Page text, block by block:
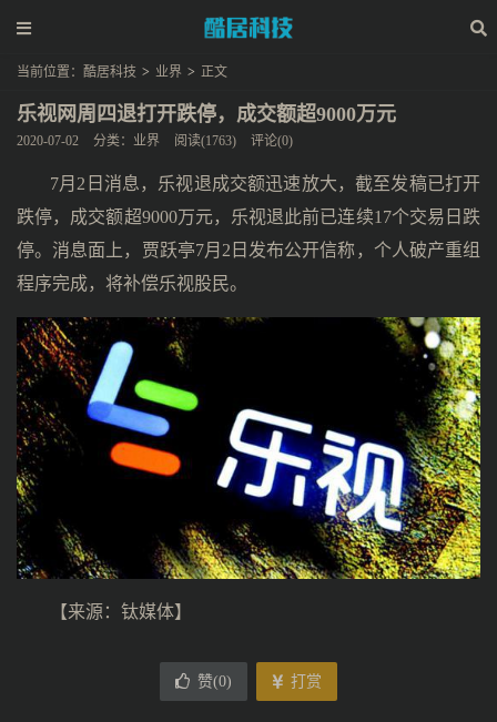
当前位置： 酷居科技 > 业界 > 正文
乐视网周四退打开跌停，成交额超9000万元
2020-07-02 分类： 业界 阅读(1763) 评论(0)
7月2日消息，乐视退成交额迅速放大，截至发稿已打开
跌停，成交额超9000万元，乐视退此前已连续17个交易日跌
停。消息面上，贾跃亭7月2日发布公开信称，个人破产重组
程序完成，将补偿乐视股民。
【来源：钛媒体】
赞(0) 打赏